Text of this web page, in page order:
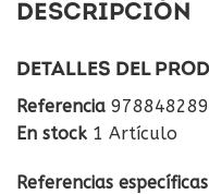
DESCRIPCIÓN
DETALLES DEL
Referencia
En stock 1 Artículo
Referencias específicas